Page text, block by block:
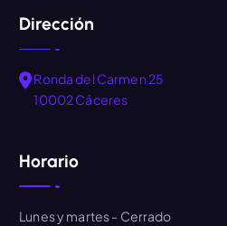
Dirección
Ronda del Carmen 25
10002 Cáceres
Horario
Lunes y martes- Cerrado